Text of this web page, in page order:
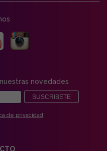
novedades
SUSCRIBETE
de privacidad